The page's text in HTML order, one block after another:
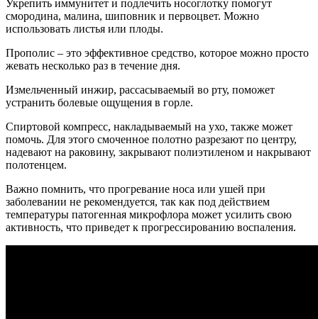
Укрепить иммунитет и подлечить носоглотку помогут
смородина, малина, шиповник и первоцвет. Можно
использовать листья или плоды.
Прополис – это эффективное средство, которое можно просто
жевать несколько раз в течение дня.
Измельченный инжир, рассасываемый во рту, поможет
устранить болевые ощущения в горле.
Спиртовой компресс, накладываемый на ухо, также может
помочь. Для этого смоченное полотно разрезают по центру,
надевают на раковину, закрывают полиэтиленом и накрывают
полотенцем.
Важно помнить, что прогревание носа или ушей при
заболевании не рекомендуется, так как под действием
температуры патогенная микрофлора может усилить свою
активность, что приведет к прогрессированию воспаления.